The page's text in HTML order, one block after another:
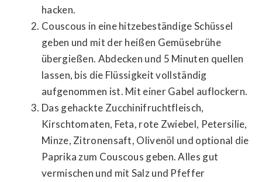
hacken.
Couscous in eine hitzebeständige Schüssel
geben und mit der heißen Gemüsebrühe
übergießen. Abdecken und 5 Minuten quellen
lassen, bis die Flüssigkeit vollständig
aufgenommen ist. Mit einer Gabel auflockern.
Das gehackte Zucchinifruchtfleisch,
Kirschtomaten, Feta, rote Zwiebel, Petersilie,
Minze, Zitronensaft, Olivenöl und optional die
Paprika zum Couscous geben. Alles gut
vermischen und mit Salz und Pfeffer